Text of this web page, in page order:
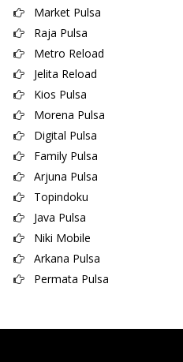
Market Pulsa
Raja Pulsa
Metro Reload
Jelita Reload
Kios Pulsa
Morena Pulsa
Digital Pulsa
Family Pulsa
Arjuna Pulsa
Topindoku
Java Pulsa
Niki Mobile
Arkana Pulsa
Permata Pulsa